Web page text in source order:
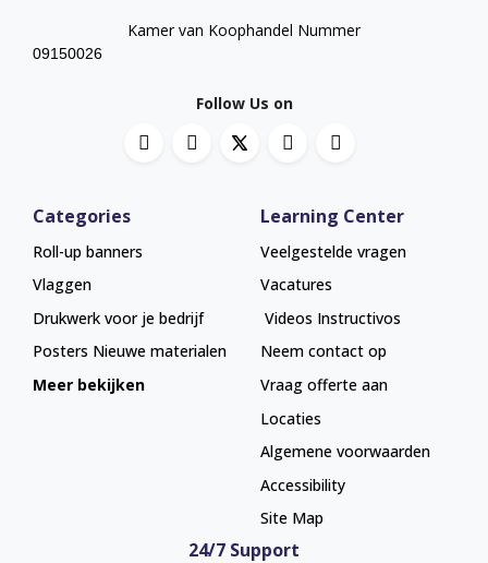
Kamer van Koophandel Nummer
09150026
Follow Us on
Categories
Roll-up banners
Vlaggen
Drukwerk voor je bedrijf
Posters Nieuwe materialen
Meer bekijken
Learning Center
Veelgestelde vragen
Vacatures
Videos Instructivos
Neem contact op
Vraag offerte aan
Locaties
Algemene voorwaarden
Accessibility
Site Map
24/7 Support